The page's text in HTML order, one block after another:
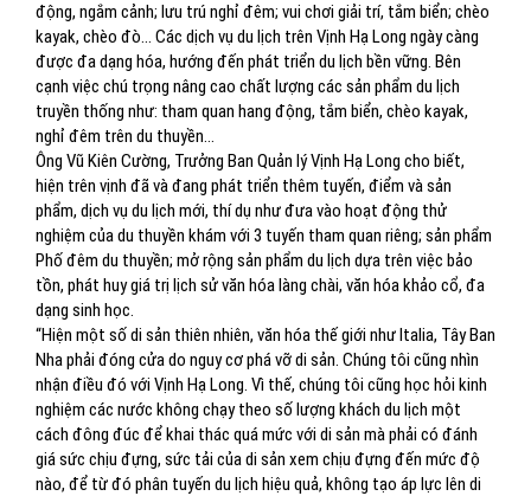
động, ngắm cảnh; lưu trú nghỉ đêm; vui chơi giải trí, tắm biển; chèo
kayak, chèo đò... Các dịch vụ du lịch trên Vịnh Hạ Long ngày càng
được đa dạng hóa, hướng đến phát triển du lịch bền vững. Bên
cạnh việc chú trọng nâng cao chất lượng các sản phẩm du lịch
truyền thống như: tham quan hang động, tắm biển, chèo kayak,
nghỉ đêm trên du thuyền…
Ông Vũ Kiên Cường, Trưởng Ban Quản lý Vịnh Hạ Long cho biết,
hiện trên vịnh đã và đang phát triển thêm tuyến, điểm và sản
phẩm, dịch vụ du lịch mới, thí dụ như đưa vào hoạt động thử
nghiệm của du thuyền khám với 3 tuyến tham quan riêng; sản phẩm
Phố đêm du thuyền; mở rộng sản phẩm du lịch dựa trên việc bảo
tồn, phát huy giá trị lịch sử văn hóa làng chài, văn hóa khảo cổ, đa
dạng sinh học.
“Hiện một số di sản thiên nhiên, văn hóa thế giới như Italia, Tây Ban
Nha phải đóng cửa do nguy cơ phá vỡ di sản. Chúng tôi cũng nhìn
nhận điều đó với Vịnh Hạ Long. Vì thế, chúng tôi cũng học hỏi kinh
nghiệm các nước không chạy theo số lượng khách du lịch một
cách đông đúc để khai thác quá mức với di sản mà phải có đánh
giá sức chịu đựng, sức tải của di sản xem chịu đựng đến mức độ
nào, để từ đó phân tuyến du lịch hiệu quả, không tạo áp lực lên di